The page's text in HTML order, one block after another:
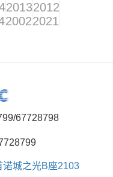
20132012
20022021
67728798
城之光B座2103